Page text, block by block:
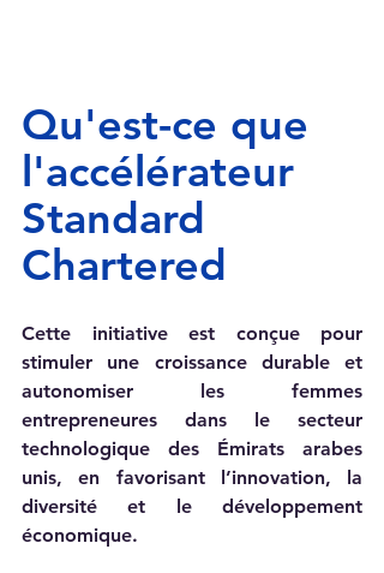
Qu'est-ce que
l'accélérateur
Standard
Chartered
Cette initiative est conçue pour
stimuler une croissance durable et
autonomiser les femmes
entrepreneures dans le secteur
technologique des Émirats arabes
unis, en favorisant l’innovation, la
diversité et le développement
économique.